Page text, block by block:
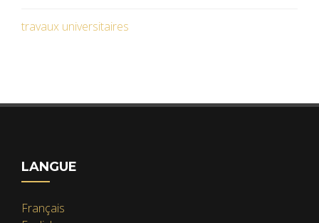
travaux universitaires
LANGUE
Français